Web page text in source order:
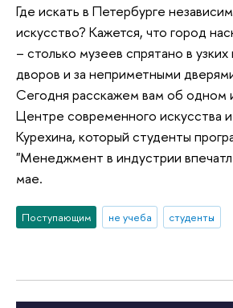
Где искать в Петербурге
искусство? Кажется, что город
– столько музеев спрятано в
дворов и за неприметными
Сегодня расскажем вам об одном
Центре современного искусства
Курехина, который студенты
"Менеджмент в индустрии
мае.
Поступающим не учеба студенты